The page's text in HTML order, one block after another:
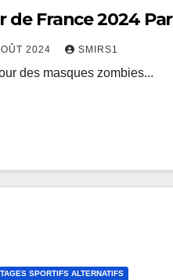
de France 2024
2024 SMIRS1
des masques zombies...
SPORTIFS ALTERNATIFS